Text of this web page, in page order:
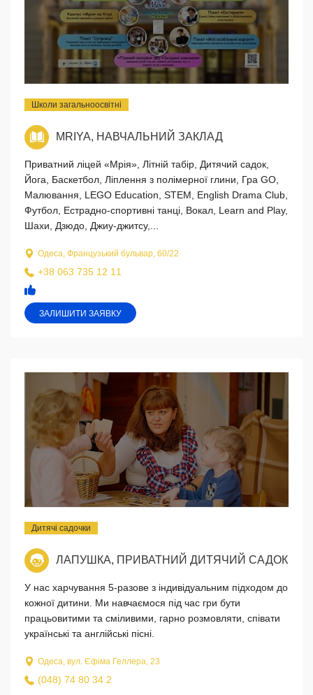
Школи загальноосвітні
MRIYA, НАВЧАЛЬНИЙ ЗАКЛАД
Приватний ліцей «Мрія», Літній табір, Дитячий садок,
Йога, Баскетбол, Ліплення з полімерної глини, Гра GO,
Малювання, LEGO Education, STEM, English Drama Club,
Футбол, Естрадно-спортивні танці, Вокал, Learn and Play,
Шахи, Дзюдо, Джиу-джитсу,...
Одеса, Французький бульвар, 60/22
+38 063 735 12 11
ЗАЛИШИТИ ЗАЯВКУ
Дитячі садочки
ЛАПУШКА, ПРИВАТНИЙ ДИТЯЧИЙ САДОК
У нас харчування 5-разове з індивідуальним підходом до
кожної дитини. Ми навчаємося під час гри бути
працьовитими та сміливими, гарно розмовляти, співати
українські та англійські пісні.
Одеса, вул. Єфіма Геллера, 23
(048) 74 80 34 2